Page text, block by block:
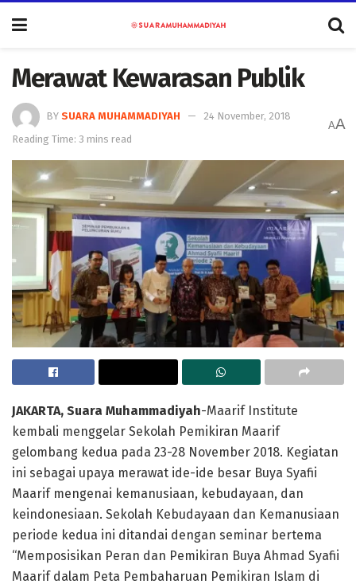
Merawat Kewarasan Publik
BY SUARA MUHAMMADIYAH
24 November, 2018
Reading Time: 3 mins read
AA
JAKARTA, Suara Muhammadiyah-Maarif Institute
kembali menggelar Sekolah Pemikiran Maarif
gelombang kedua pada 23-28 November 2018. Kegiatan
ini sebagai upaya merawat ide-ide besar Buya Syafii
Maarif mengenai kemanusiaan, kebudayaan, dan
keindonesiaan. Sekolah Kebudayaan dan Kemanusiaan
periode kedua ini ditandai dengan seminar bertema
“Memposisikan Peran dan Pemikiran Buya Ahmad Syafii
Maarif dalam Peta Pembaharuan Pemikiran Islam di